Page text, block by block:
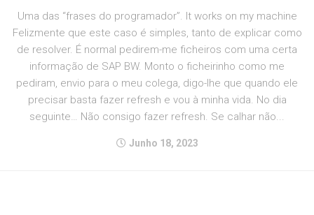
Uma das “frases do programador”. It works on my machine
Felizmente que este caso é simples, tanto de explicar como
de resolver. É normal pedirem-me ficheiros com uma certa
informação de SAP BW. Monto o ficheirinho como me
pediram, envio para o meu colega, digo-lhe que quando ele
precisar basta fazer refresh e vou à minha vida. No dia
seguinte… Não consigo fazer refresh. Se calhar não...
Junho 18, 2023